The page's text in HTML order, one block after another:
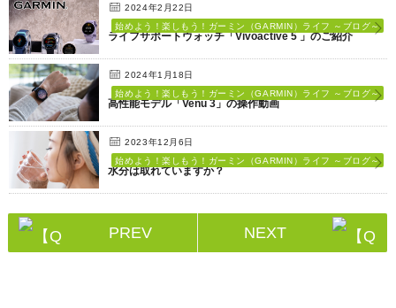
2024年2月22日
始めよう！楽しもう！ガーミン（GARMIN）ライフ ～ブログ～
ライフサポートウォッチ「Vivoactive 5 」のご紹介
2024年1月18日
始めよう！楽しもう！ガーミン（GARMIN）ライフ ～ブログ～
高性能モデル「Venu 3」の操作動画
2023年12月6日
始めよう！楽しもう！ガーミン（GARMIN）ライフ ～ブログ～
水分は取れていますか？
PREV NEXT